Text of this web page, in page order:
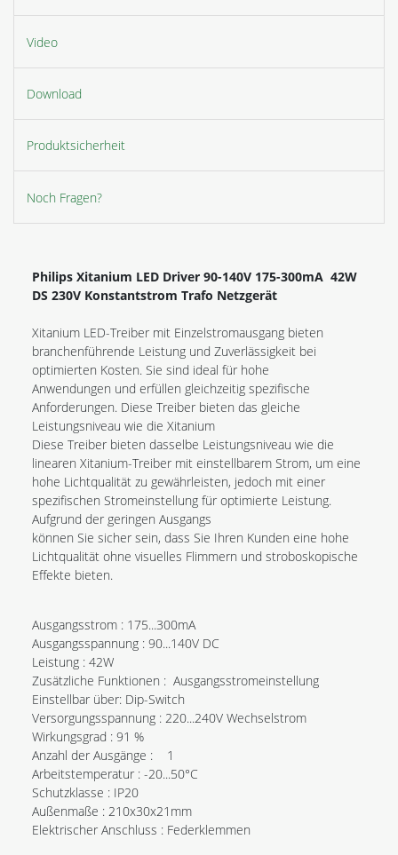
Video
Download
Produktsicherheit
Noch Fragen?
Philips Xitanium LED Driver 90-140V 175-300mA 42W
DS 230V Konstantstrom Trafo Netzgerät
Xitanium LED-Treiber mit Einzelstromausgang bieten
branchenführende Leistung und Zuverlässigkeit bei
optimierten Kosten. Sie sind ideal für hohe
Anwendungen und erfüllen gleichzeitig spezifische
Anforderungen. Diese Treiber bieten das gleiche
Leistungsniveau wie die Xitanium
Diese Treiber bieten dasselbe Leistungsniveau wie die
linearen Xitanium-Treiber mit einstellbarem Strom, um eine
hohe Lichtqualität zu gewährleisten, jedoch mit einer
spezifischen Stromeinstellung für optimierte Leistung.
Aufgrund der geringen Ausgangs
können Sie sicher sein, dass Sie Ihren Kunden eine hohe
Lichtqualität ohne visuelles Flimmern und stroboskopische
Effekte bieten.
Ausgangsstrom : 175...300mA
Ausgangsspannung : 90...140V DC
Leistung : 42W
Zusätzliche Funktionen : Ausgangsstromeinstellung
Einstellbar über: Dip-Switch
Versorgungsspannung : 220...240V Wechselstrom
Wirkungsgrad : 91 %
Anzahl der Ausgänge : 1
Arbeitstemperatur : -20...50°C
Schutzklasse : IP20
Außenmaße : 210x30x21mm
Elektrischer Anschluss : Federklemmen